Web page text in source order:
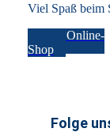
Viel Spaß beim
Zum Online-
Shop
Folge